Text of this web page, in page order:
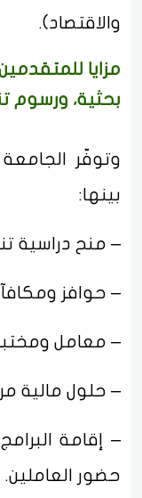
والاقتصاد).
مزايا
بحثية، ورسوم
وتوفّر
بينها:
– منح دراسية
– حوافز
– معامل
– حلول مالية
– إقامة
حضور العاملين.